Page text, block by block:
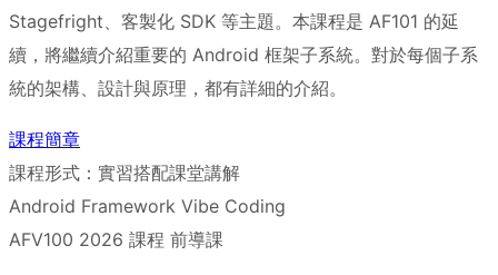
Stagefright、客製化 SDK 等主題。本課程是 AF101 的延
續，將繼續介紹重要的 Android 框架子系統。對於每個子系
統的架構、設計與原理，都有詳細的介紹。
課程簡章
課程形式：實習搭配課堂講解
Android Framework Vibe Coding
AFV100 2026 課程 前導課